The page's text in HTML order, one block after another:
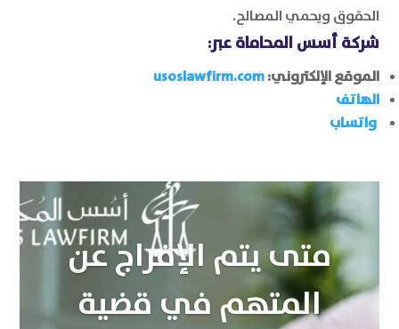
الحقوق ويحمي المصالح.
شركة أسس المحاماة عبر:
الموقع الإلكتروني:usoslawfirm.com
الهاتف
واتساب
متى يتم الإفراج عن
المتهم في قضية